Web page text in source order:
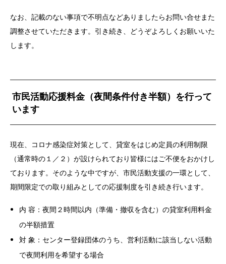
なお、記載のない事項で不明点などありましたらお問い合せまた
調整させていただきます。引き続き、どうぞよろしくお願いいた
します。
市民活動応援料金（夜間条件付き半額）を行って
います
現在、コロナ感染症対策として、貸室をはじめ定員の利用制限
（通常時の１／２）が設けられており皆様にはご不便をおかけし
ております。そのような中ですが、市民活動支援の一環として、
期間限定での取り組みとしての応援制度を引き続き行います。
内 容：夜間２時間以内（準備・撤収を含む）の貸室利用料金
の半額措置
対 象：センター登録団体のうち、営利活動に該当しない活動
で夜間利用を希望する場合